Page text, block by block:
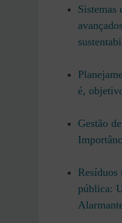
Sistemas
é,
Gestão
Resíduos
pública: